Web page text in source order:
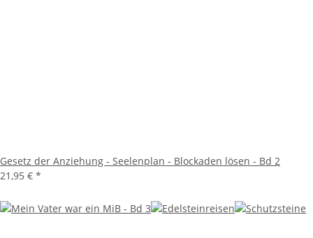
Gesetz der Anziehung - Seelenplan - Blockaden lösen - Bd 2
21,95 € *